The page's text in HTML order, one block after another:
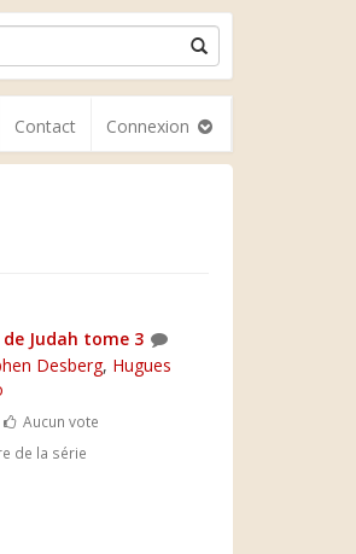
Contact Connexion
de Judah tome 3
Desberg, Hugues
Aucun vote
de la série